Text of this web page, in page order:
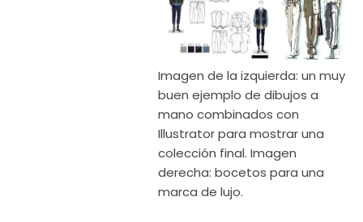
Imagen de la izquierda: un muy
buen ejemplo de dibujos a
mano combinados con
Illustrator para mostrar una
colección final. Imagen
derecha: bocetos para una
marca de lujo.